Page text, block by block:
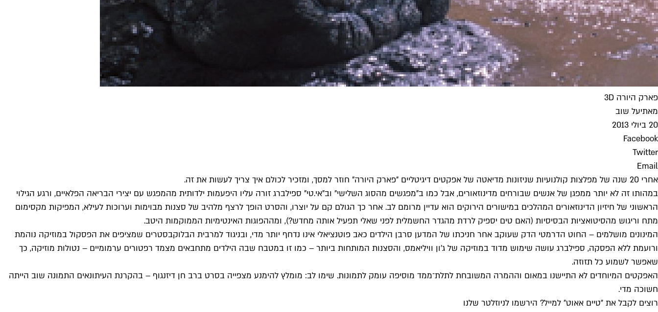
פארק היורה 3D
מאתיעל שוב
20 ביולי 2013
Facebook
Twitter
Email
אחרי 20 שנה של מפלצות קולנועיות שניזונות מדיאטה של אפקטים דיגיטליים "פארק היורה" חוזר למסך, ומזכיר לכולם איך צריך לעשות את זה.
במהותו זה לא יותר ממפגן של אנשים שבורחים מדינוזאורים, אבל כמו ב"מפגשים מהסוג השלישי" וב"אי.טי" ספילברג זורה עליו היפעמות ילדותית מהמפגש עם יצירי הבריאה הפלאיים, ורגע הגילוי
הראשוני של חיזיון הדינוזאורים המהלכים במישורים הירוקים הוא עדיין מרומם לב. אחר כך הגולם קם על יוצרו, והסרט הופך לרצף מלהיב של סצנות מבוימות וערוכות לעילא, המפיקות מקסימום
מתח וריגוש מהסיטואציות הבסיסיות (האם טים יספיק לרדת מהגדר החשמלית לפני שאלי תפעיל אותה מחדש?), ומההפוגות האינטימיות הממוקמות היטב.
המינונים מושלמים – החוט הדרמטי הדק שעוקב אחר חניכתו של המדען סרבן הילדים כאב פוטנציאלי אינו נדחף יותר מדי, ובניגוד למרבית הבלוקבסטרים שמציפים את הפסקול במוזיקה נוהמת
ורועמת ללא הפסקה, ספילברג עושה שימוש מדוד במוזיקה של ג'ון וויליאמס, והסצנות המותחות ביותר – כמו זו במטבח שבה הילדים מתחבאים מצמד רפטורים ערמומיים – נטולות מוזיקה, כך
שאפשר לשמוע כל תזוזה.
האפקטים המיוחדים לא התיישנו במאום וההמרה המשובחת לתלת־ממד מוסיפה עומק לתמונות. שימו לב: מומלץ להימנע מצפייה בסרט ברב חן דיזנגוף – בהקרנת העיתונאים התמונה שוב הייתה
חשוכה מדי.
רוצים לקבל את ״טיים אאוט״ למייל? הירשמו לניוזלטר שלנו